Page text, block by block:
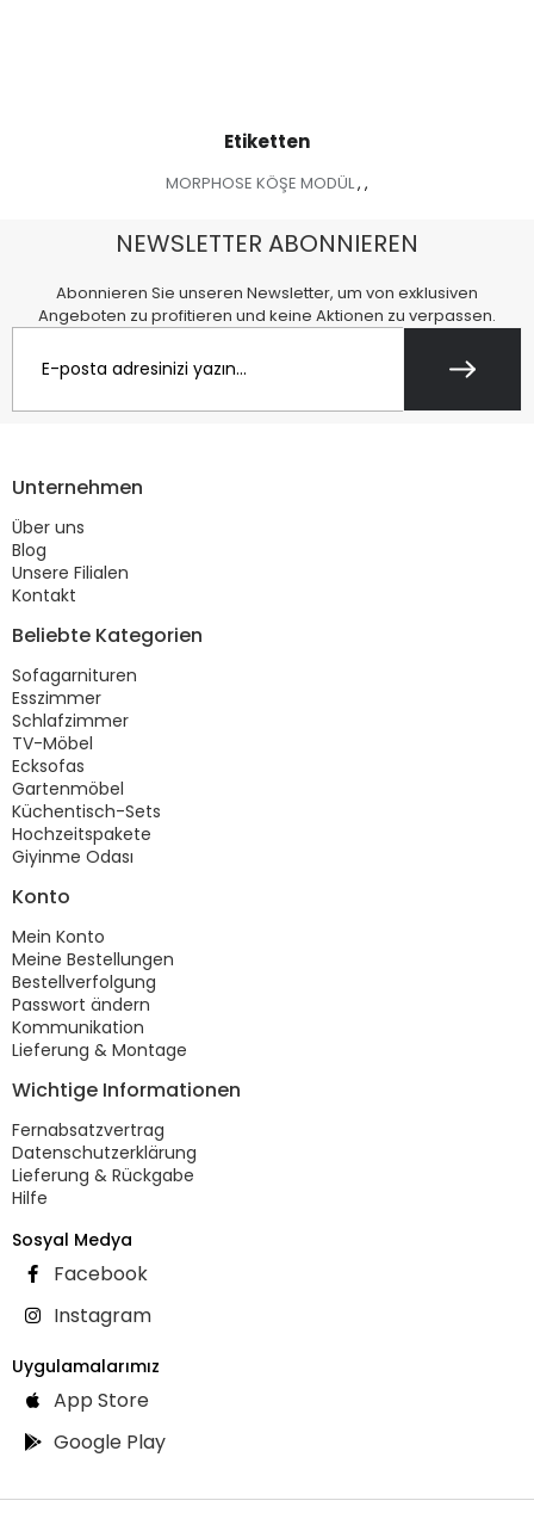
Etiketten
MORPHOSE KÖŞE MODÜL, ,
NEWSLETTER ABONNIEREN
Abonnieren Sie unseren Newsletter, um von exklusiven
Angeboten zu profitieren und keine Aktionen zu verpassen.
Unternehmen
Über uns
Blog
Unsere Filialen
Kontakt
Beliebte Kategorien
Sofagarnituren
Esszimmer
Schlafzimmer
TV-Möbel
Ecksofas
Gartenmöbel
Küchentisch-Sets
Hochzeitspakete
Giyinme Odası
Konto
Mein Konto
Meine Bestellungen
Bestellverfolgung
Passwort ändern
Kommunikation
Lieferung & Montage
Wichtige Informationen
Fernabsatzvertrag
Datenschutzerklärung
Lieferung & Rückgabe
Hilfe
Sosyal Medya
Facebook
Instagram
Uygulamalarımız
App Store
Google Play